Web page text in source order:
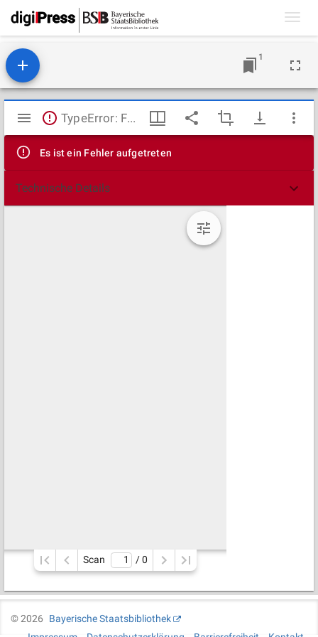
1
Mirador
Viewer
TypeError: Failed to fetch
Es ist ein Fehler aufgetreten
Technische Details
Scan / 0
©2026
Bayerische Staatsbibliothek